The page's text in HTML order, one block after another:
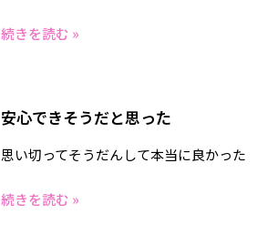
続きを読む »
安心できそうだと思った
思い切ってそうだんして本当に良かった
続きを読む »